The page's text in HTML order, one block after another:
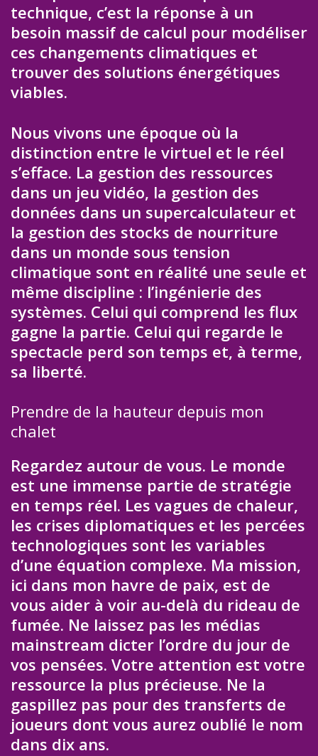
technique, c’est la réponse à un
besoin massif de calcul pour modéliser
ces changements climatiques et
trouver des solutions énergétiques
viables.
Nous vivons une époque où la
distinction entre le virtuel et le réel
s’efface. La gestion des ressources
dans un jeu vidéo, la gestion des
données dans un supercalculateur et
la gestion des stocks de nourriture
dans un monde sous tension
climatique sont en réalité une seule et
même discipline : l’ingénierie des
systèmes. Celui qui comprend les flux
gagne la partie. Celui qui regarde le
spectacle perd son temps et, à terme,
sa liberté.
Prendre de la hauteur depuis mon
chalet
Regardez autour de vous. Le monde
est une immense partie de stratégie
en temps réel. Les vagues de chaleur,
les crises diplomatiques et les percées
technologiques sont les variables
d’une équation complexe. Ma mission,
ici dans mon havre de paix, est de
vous aider à voir au-delà du rideau de
fumée. Ne laissez pas les médias
mainstream dicter l’ordre du jour de
vos pensées. Votre attention est votre
ressource la plus précieuse. Ne la
gaspillez pas pour des transferts de
joueurs dont vous aurez oublié le nom
dans dix ans.